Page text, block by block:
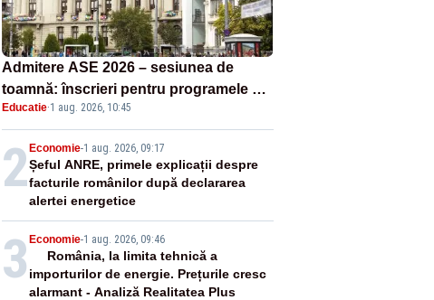
Admitere ASE 2026 – sesiunea de
toamnă: înscrieri pentru programele de
licență, masterat și doctorat
Educatie·1 aug. 2026, 10:45
2Economie-1 aug. 2026, 09:17
Șeful ANRE, primele explicații despre
facturile românilor după declararea
alertei energetice
3 Economie-1 aug. 2026, 09:46
România, la limita tehnică a
importurilor de energie. Prețurile cresc
alarmant - Analiză Realitatea Plus